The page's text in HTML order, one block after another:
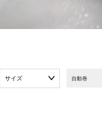
サイズ 自動巻